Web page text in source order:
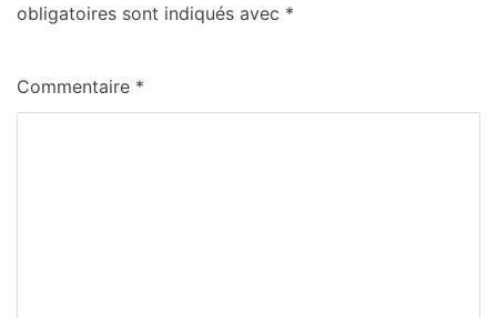
obligatoires sont indiqués avec *
Commentaire *